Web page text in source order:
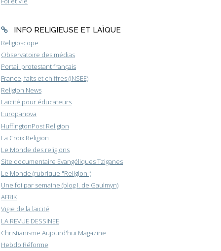
INFO RELIGIEUSE ET LAÏQUE
Religioscope
Observatoire des médias
Portail protestant français
France, faits et chiffres (INSEE)
Religion News
Laïcité pour éducateurs
Europanova
HuffingtonPost Religion
La Croix Religion
Le Monde des religions
Site documentaire Evangéliques Tziganes
Le Monde (rubrique "Religion")
Une foi par semaine (blog I. de Gaulmyn)
AFRIK
Vigie de la laïcité
LA REVUE DESSINEE
Christianisme Aujourd'hui Magazine
Hebdo Réforme